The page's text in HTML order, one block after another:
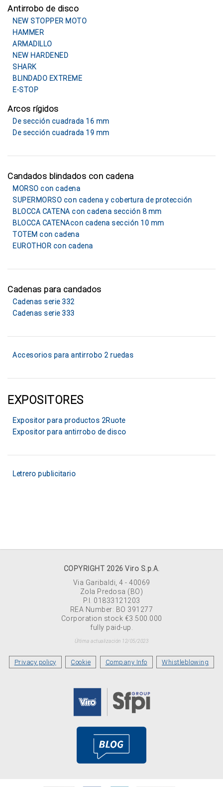
Antirrobo de disco
NEW STOPPER MOTO
HAMMER
ARMADILLO
NEW HARDENED
SHARK
BLINDADO EXTREME
E-STOP
Arcos rígidos
De sección cuadrada 16 mm
De sección cuadrada 19 mm
Candados blindados con cadena
MORSO con cadena
SUPERMORSO con cadena y cobertura de protección
BLOCCA CATENA con cadena sección 8 mm
BLOCCA CATENAcon cadena sección 10 mm
TOTEM con cadena
EUROTHOR con cadena
Cadenas para candados
Cadenas serie 332
Cadenas serie 333
Accesorios para antirrobo 2 ruedas
EXPOSITORES
Expositor para productos 2Ruote
Expositor para antirrobo de disco
Letrero publicitario
COPYRIGHT 2026 Viro S.p.A.
Via Garibaldi, 4 - 40069
Zola Predosa (BO)
P.I. 01833121203
REA Number: BO 391277
Corporation stock €3.500.000
fully paid-up.
Última actualización 12/05/2023
Privacy policy Cookie Company Info Whistleblowing